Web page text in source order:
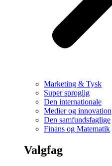
Marketing & Tysk
Super sproglig
Den internationale
Medier og innovation
Den samfundsfaglige
Finans og Matematik
Valgfag